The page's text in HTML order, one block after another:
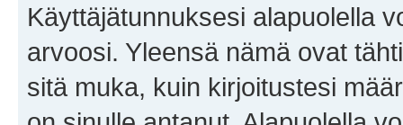
Käyttäjätunnuksesi alapuolella
arvoosi. Yleensä nämä ovat
sitä muka, kuin kirjoitustesi